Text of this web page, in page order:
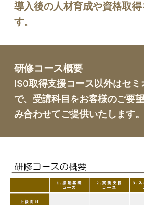
導入後の人材育成や資格取得
す。
研修コース概要
ISO取得支援コース以外はセミ
で、受講科目をお客様のご要
み合わせてご提供いたします。